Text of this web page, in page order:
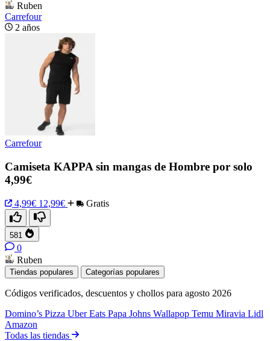
Ruben
Carrefour
2 años
Carrefour
Camiseta KAPPA sin mangas de Hombre por solo
4,99€
4,99€ 12,99€ Gratis
581
0
Ruben
Tiendas populares Categorías populares
Códigos verificados, descuentos y chollos para agosto 2026
Domino’s Pizza Uber Eats Papa Johns Wallapop Temu Miravia Lidl
Amazon
Todas las tiendas